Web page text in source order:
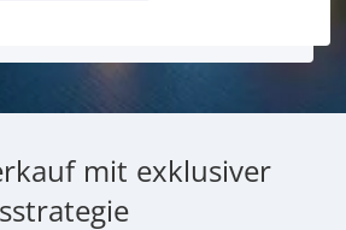
mit exklusiver